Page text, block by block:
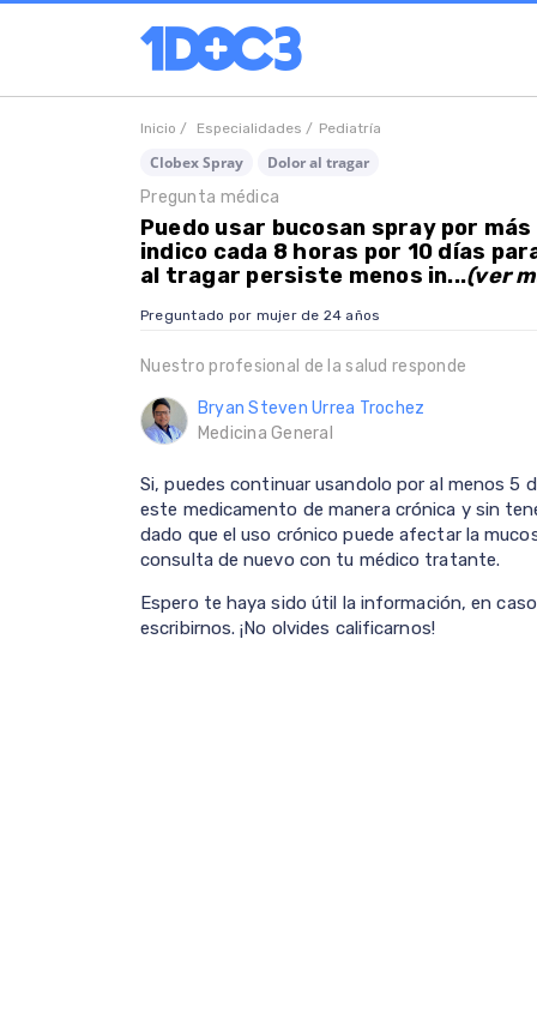
Inicio / Especialidades / Pediatría
Clobex Spray
Dolor al tragar
Pregunta médica
Puedo usar bucosan spray por más
indico cada 8 horas por 10 días
al tragar persiste menos in...(ver
Preguntado por mujer de 24 años
Nuestro profesional de la salud responde
Bryan Steven Urrea Trochez
Medicina General
Si, puedes continuar usandolo por al menos 5
este medicamento de manera crónica y sin
dado que el uso crónico puede afectar la
consulta de nuevo con tu médico tratante.
Espero te haya sido útil la información, en
escribirnos. ¡No olvides calificarnos!